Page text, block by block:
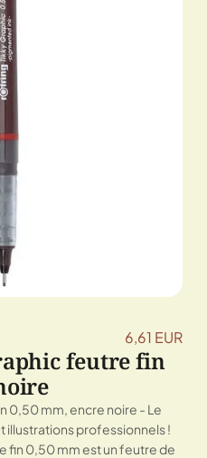
6,61 EUR
feutre fin
0,50 mm, encre noire - Le
illustrations professionnels !
fin 0,50 mm est un feutre de